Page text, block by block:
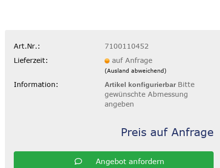
Art.Nr.:
7100110452
Lieferzeit:
auf Anfrage
(Ausland abweichend)
Information: Artikel konfigurierbar Bitte
gewünschte Abmessung
angeben
Preis auf Anfrage
Angebot anfordern